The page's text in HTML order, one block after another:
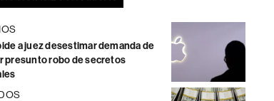
a juez desestimar demanda de
presunto robo de secretos